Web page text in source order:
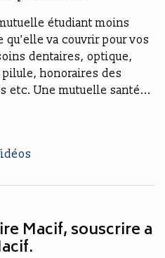
étudiant moins
qu'elle va couvrir pour vos
dentaires, optique,
honoraires des
etc. Une mutuelle santé...
Macif, souscrire a